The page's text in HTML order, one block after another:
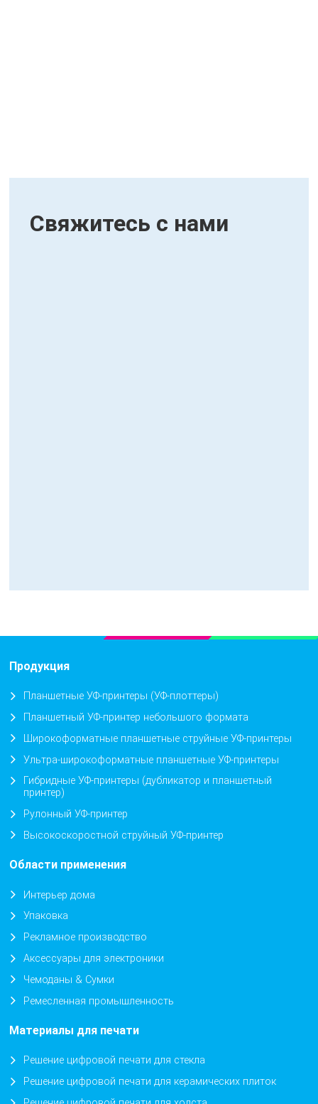
Свяжитесь с нами
Продукция
Планшетные УФ-принтеры (УФ-плоттеры)
Планшетный УФ-принтер небольшого формата
Широкоформатные планшетные струйные УФ-принтеры
Ультра-широкоформатные планшетные УФ-принтеры
Гибридные УФ-принтеры (дубликатор и планшетный
принтер)
Рулонный УФ-принтер
Высокоскоростной струйный УФ-принтер
Области применения
Интерьер дома
Упаковка
Рекламное производство
Аксессуары для электроники
Чемоданы & Сумки
Ремесленная промышленность
Материалы для печати
Решение цифровой печати для стекла
Решение цифровой печати для керамических плиток